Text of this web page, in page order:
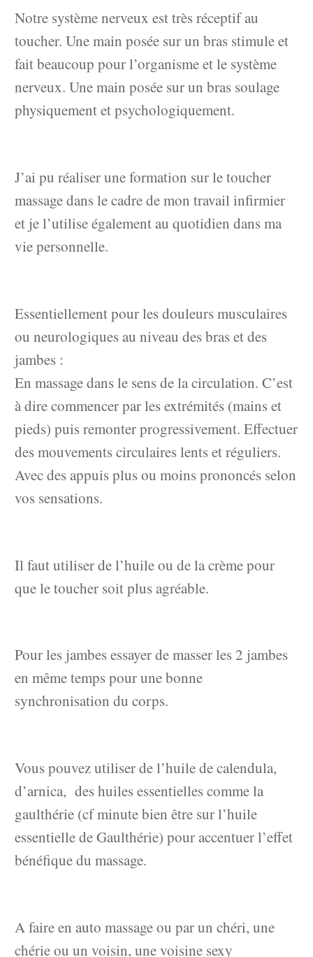
Notre système nerveux est très réceptif au
toucher. Une main posée sur un bras stimule et
fait beaucoup pour l’organisme et le système
nerveux. Une main posée sur un bras soulage
physiquement et psychologiquement.
J’ai pu réaliser une formation sur le toucher
massage dans le cadre de mon travail infirmier
et je l’utilise également au quotidien dans ma
vie personnelle.
Essentiellement pour les douleurs musculaires
ou neurologiques au niveau des bras et des
jambes :
En massage dans le sens de la circulation. C’est
à dire commencer par les extrémités (mains et
pieds) puis remonter progressivement. Effectuer
des mouvements circulaires lents et réguliers.
Avec des appuis plus ou moins prononcés selon
vos sensations.
Il faut utiliser de l’huile ou de la crème pour
que le toucher soit plus agréable.
Pour les jambes essayer de masser les 2 jambes
en même temps pour une bonne
synchronisation du corps.
Vous pouvez utiliser de l’huile de calendula,
d’arnica, des huiles essentielles comme la
gaulthérie (cf minute bien être sur l’huile
essentielle de Gaulthérie) pour accentuer l’effet
bénéfique du massage.
A faire en auto massage ou par un chéri, une
chérie ou un voisin, une voisine sexy